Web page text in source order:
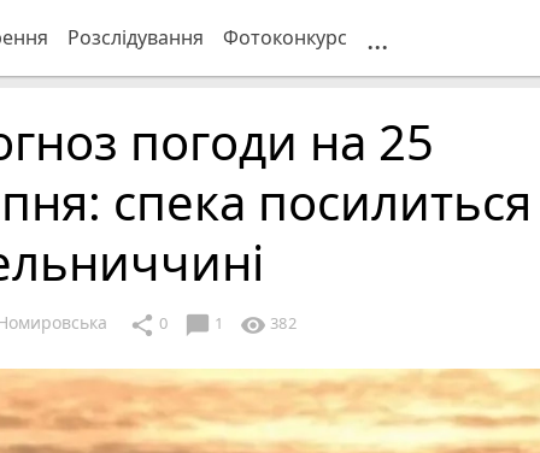
Розслідування Фотоконкурс ...
погоди на 25
спека
share 0 chat_bubble 1 visibility 382